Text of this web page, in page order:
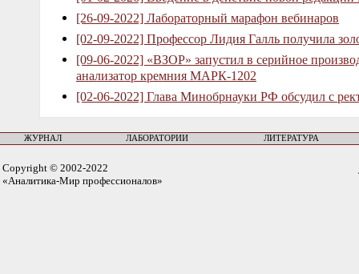
[26-09-2022] Лабораторный марафон вебинаров
[02-09-2022] Профессор Лидия Галль получила
[09-06-2022] «ВЗОР» запустил в серийное
анализатор кремния МАРК-1202
[02-06-2022] Глава Минобрнауки РФ обсудил с
ЖУРНАЛ ЛАБОРАТОРИИ ЛИТЕРАТУРА
Copyright © 2002-2022
«Аналитика-Мир профессионалов»